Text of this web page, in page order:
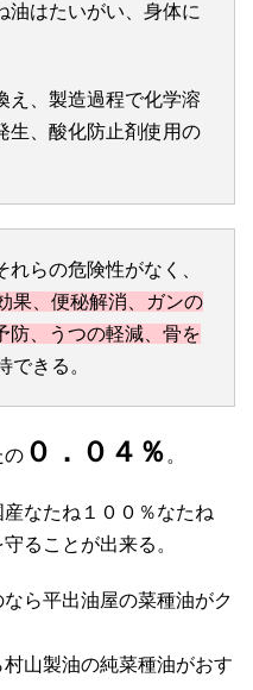
油はたいがい、身体に
え、製造過程で化学溶
生、酸化防止剤使用の
らの危険性がなく、
果、便秘解消、ガンの
防、うつの軽減、骨を
できる。
の ０．０４％ 。
なたね１００％なたね
ることが出来る。
ら平出油屋の菜種油がク
山製油の純菜種油がおす